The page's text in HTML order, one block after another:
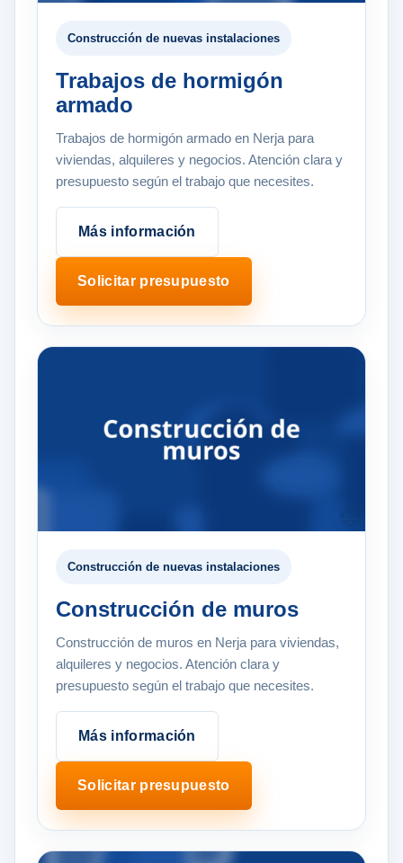
Construcción de nuevas instalaciones
Trabajos de hormigón
armado
Trabajos de hormigón armado en Nerja para
viviendas, alquileres y negocios. Atención clara y
presupuesto según el trabajo que necesites.
Más información
Solicitar presupuesto
Construcción de nuevas instalaciones
Construcción de muros
Construcción de muros en Nerja para viviendas,
alquileres y negocios. Atención clara y
presupuesto según el trabajo que necesites.
Más información
Solicitar presupuesto